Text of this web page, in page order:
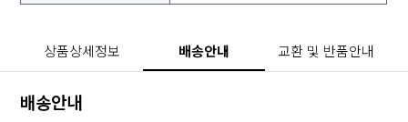
상품상세정보 배송안내 교환 및 반품안내
배송안내